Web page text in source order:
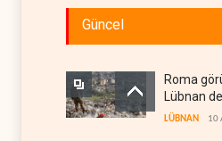
Güncel
Roma
Lübnan
LÜBNAN 10